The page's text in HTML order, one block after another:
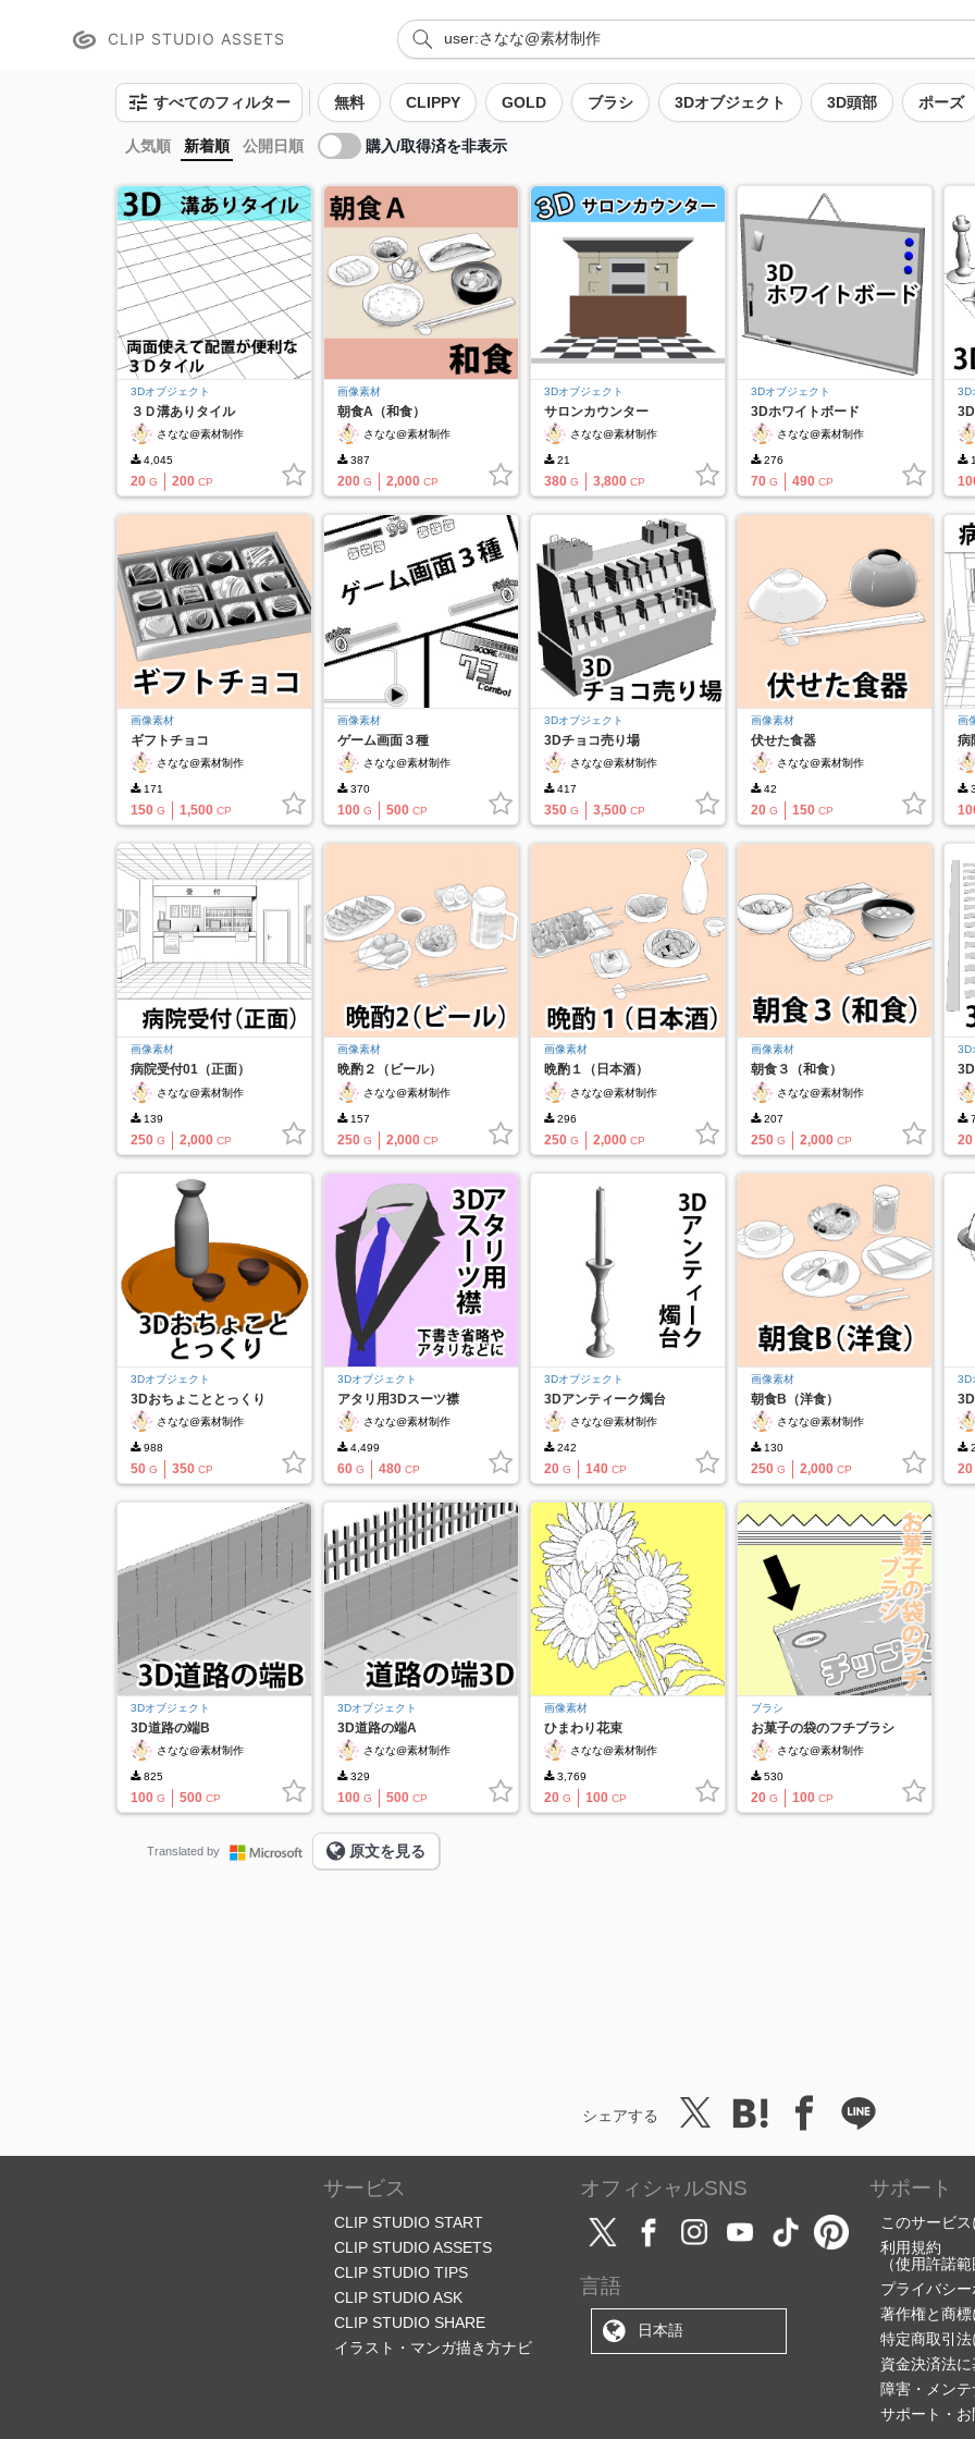
CLIP STUDIO ASSETS
すべてのフィルター 無料 CLIPPY GOLD ブラシ 3Dオブジェクト 3D頭部 ポーズ
人気順 新着順 公開日順 購入/取得済を非表示
3Dオブジェクト
３Ｄ溝ありタイル
さなな@素材制作
4,045
20 G 200 CP
画像素材
朝食A（和食）
さなな@素材制作
387
200 G 2,000 CP
3Dオブジェクト
サロンカウンター
さなな@素材制作
21
380 G 3,800 CP
3Dオブジェクト
3Dホワイトボード
さなな@素材制作
276
70 G 490 CP
3D
画像素材
ギフトチョコ
さなな@素材制作
171
150 G 1,500 CP
画像素材
ゲーム画面３種
さなな@素材制作
370
100 G 500 CP
3Dオブジェクト
3Dチョコ売り場
さなな@素材制作
417
350 G 3,500 CP
画像素材
伏せた食器
さなな@素材制作
42
20 G 150 CP
画
病
画像素材
病院受付01（正面）
さなな@素材制作
139
250 G 2,000 CP
画像素材
晩酌２（ビール）
さなな@素材制作
157
250 G 2,000 CP
画像素材
晩酌１（日本酒）
さなな@素材制作
296
250 G 2,000 CP
画像素材
朝食３（和食）
さなな@素材制作
207
250 G 2,000 CP
3D
20
3Dオブジェクト
3Dおちょこととっくり
さなな@素材制作
988
50 G 350 CP
3Dオブジェクト
アタリ用3Dスーツ襟
さなな@素材制作
4,499
60 G 480 CP
3Dオブジェクト
3Dアンティーク燭台
さなな@素材制作
242
20 G 140 CP
画像素材
朝食B（洋食）
さなな@素材制作
130
250 G 2,000 CP
3D
20
3Dオブジェクト
3D道路の端B
さなな@素材制作
825
100 G 500 CP
3Dオブジェクト
3D道路の端A
さなな@素材制作
329
100 G 500 CP
画像素材
ひまわり花束
さなな@素材制作
3,769
20 G 100 CP
ブラシ
お菓子の袋のフチブラシ
さなな@素材制作
530
20 G 100 CP
Translated by 原文を見る
シェアする
サービス
CLIP STUDIO START
CLIP STUDIO ASSETS
CLIP STUDIO TIPS
CLIP STUDIO ASK
CLIP STUDIO SHARE
イラスト・マンガ描き方ナビ
オフィシャルSNS
言語
日本語
サポート
このサービ
利用規約
（使用許諾
プライバシ
著作権と商標
特定商取引
資金決済法
障害・メン
サポート・